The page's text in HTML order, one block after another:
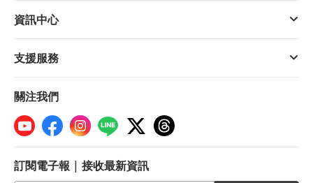
資訊中心
支援服務
關注我們
訂閱電子報 | 接收最新資訊